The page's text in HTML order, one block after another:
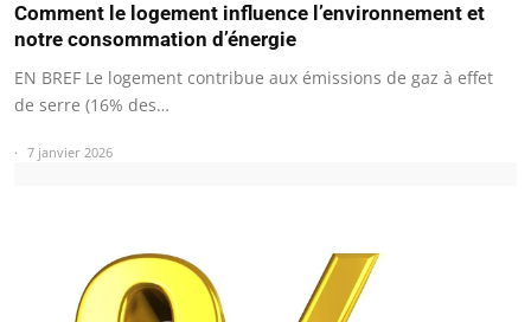
Comment le logement influence l’environnement et
notre consommation d’énergie
EN BREF Le logement contribue aux émissions de gaz à effet
de serre (16% des…
7 janvier 2026